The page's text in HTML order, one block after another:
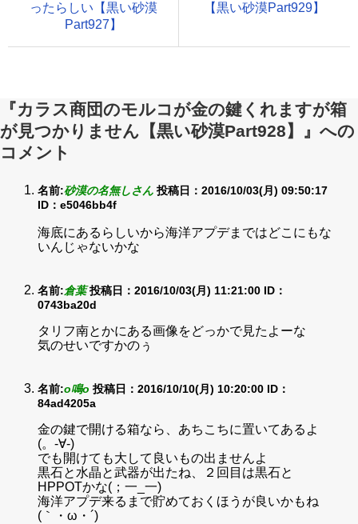
ったらしい【黒い砂漠
Part927】
【黒い砂漠Part929】
『カラス商団のモルコが金の鍵くれますが箱
が見つかりません【黒い砂漠Part928】』への
コメント
名前:砂漠の名無しさん 投稿日：2016/10/03(月) 09:50:17
ID：e5046bb4f
海底にあるらしいから海洋アプデまではどこにもな
いんじゃないかな
名前:倉葉 投稿日：2016/10/03(月) 11:21:00 ID：
0743ba20d
タリフ南とかにある画像をどっかで見たよーな
気のせいですかのぅ
名前:o鳴o 投稿日：2016/10/10(月) 10:20:00 ID：
84ad4205a
金の鍵で開ける箱なら、あちこちに置いてあるよ
(。-∀-)
でも開けても大して良いもの出ませんよ
黒石と水晶と武器が出たね、２回目は黒石と
HPPOTかな(；一_一)
海洋アプデ来るまで貯めておくほうが良いかもね
(｀・ω・´)